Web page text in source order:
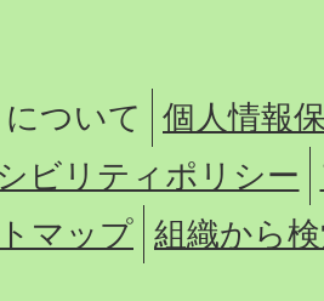
ついて
個人情報
ビリティポリシー
マップ 組織から